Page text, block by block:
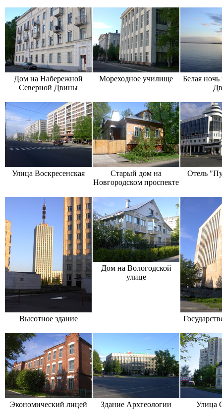
Дом на Набережной
Северной Двины
Мореходное училище
Белая
Улица Воскресенская
Старый дом на
Новгородском проспекте
Отель
Высотное здание
Дом на Вологодской
улице
Экономический лицей Здание Архгеологии Улица